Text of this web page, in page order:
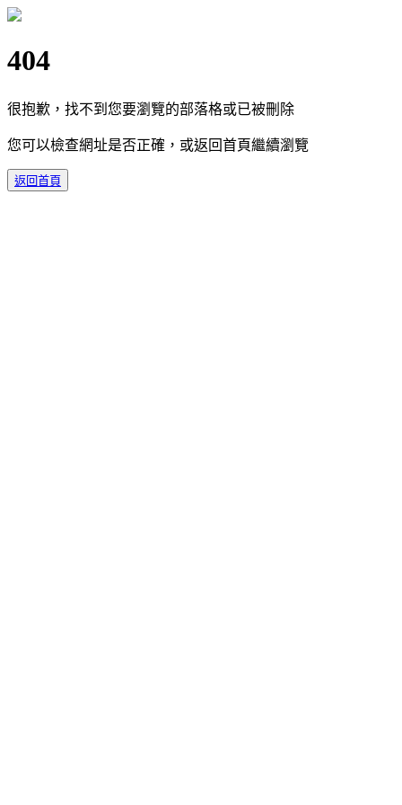
404
很抱歉，找不到您要瀏覽的部落格或已被刪除
您可以檢查網址是否正確，或返回首頁繼續瀏覽
返回首頁